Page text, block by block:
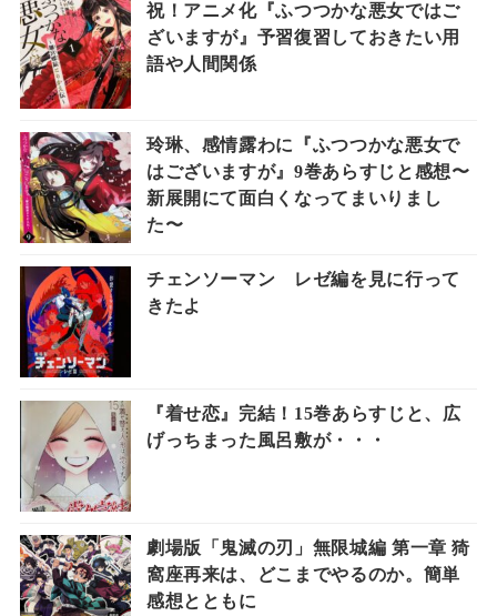
祝！アニメ化『ふつつかな悪女ではご
ざいますが』予習復習しておきたい用
語や人間関係
玲琳、感情露わに『ふつつかな悪女で
はございますが』9巻あらすじと感想〜
新展開にて面白くなってまいりまし
た〜
チェンソーマン レゼ編を見に行って
きたよ
『着せ恋』完結！15巻あらすじと、広
げっちまった風呂敷が・・・
劇場版「鬼滅の刃」無限城編 第一章 猗
窩座再来は、どこまでやるのか。簡単
感想とともに